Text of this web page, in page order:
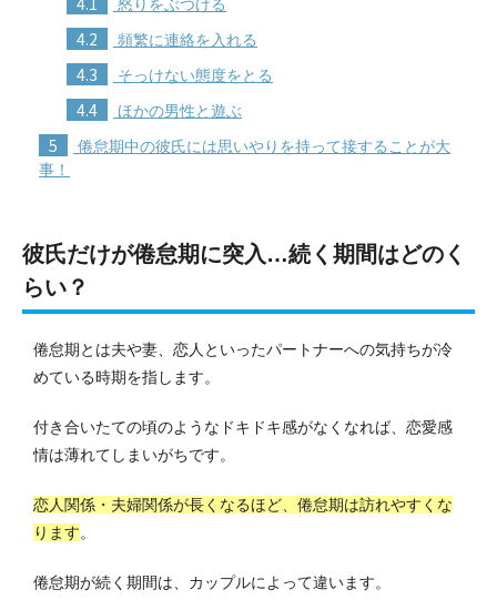
怒りをぶつける
4.2 頻繁に連絡を入れる
4.3 そっけない態度をとる
4.4 ほかの男性と遊ぶ
5
倦怠期中の彼氏には思いやりを持って接することが大
事！
彼氏だけが倦怠期に突入…続く期間はどのく
らい？
倦怠期とは夫や妻、恋人といったパートナーへの気持ちが冷
めている時期を指します。
付き合いたての頃のようなドキドキ感がなくなれば、恋愛感
情は薄れてしまいがちです。
恋人関係・夫婦関係が長くなるほど、倦怠期は訪れやすくな
ります。
倦怠期が続く期間は、カップルによって違います。